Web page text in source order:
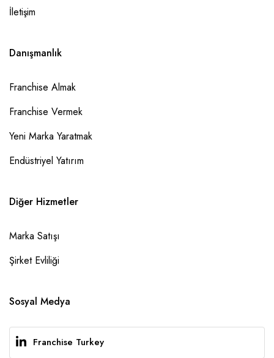
İletişim
Danışmanlık
Franchise Almak
Franchise Vermek
Yeni Marka Yaratmak
Endüstriyel Yatırım
Diğer Hizmetler
Marka Satışı
Şirket Evliliği
Sosyal Medya
Franchise Turkey